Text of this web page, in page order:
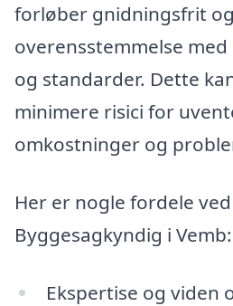
forløber gnidningsfrit
overensstemmelse
og standarder. Dette
minimere risici for
omkostninger og
Her er nogle fordele
Byggesagkyndig i Vemb:
Ekspertise og viden